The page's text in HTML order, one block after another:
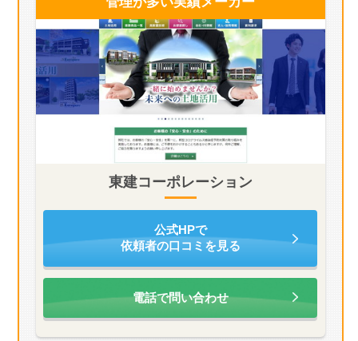
東建コーポレーション
公式HPで
依頼者の口コミを見る
電話で問い合わせ